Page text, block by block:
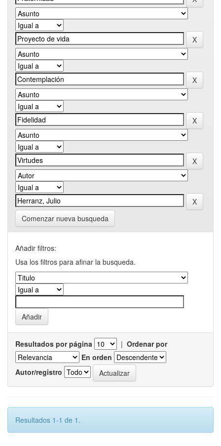
Comenzar nueva busqueda
Añadir filtros:
Usa los filtros para afinar la busqueda.
Resultados por página | Ordenar por
En orden
Autor/registro
Resultados 1-1 de 1.